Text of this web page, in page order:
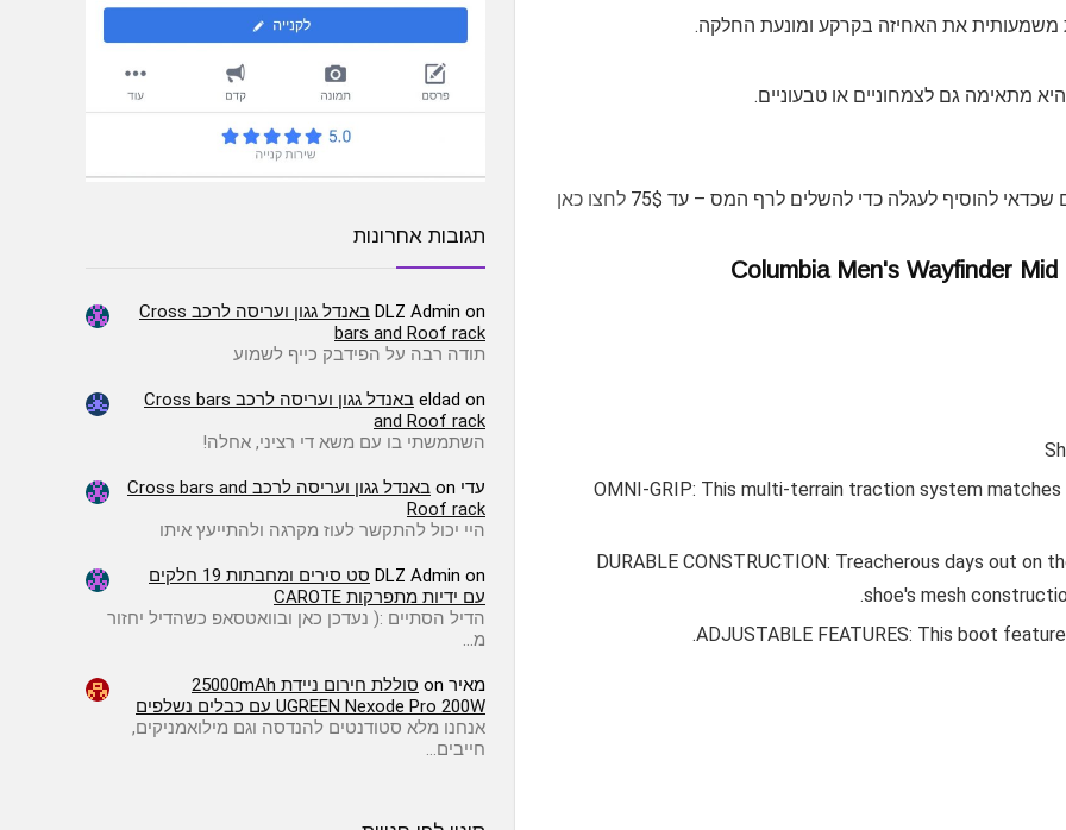
מתאימה גם לצמחוניים או טבעוניים.
להוסיף לעגלה כדי להשלים לרף המס – עד 75$
לחצו כאן
Columbia Men's Wayfinder
OMNI-GRIP: This multi-terrain traction system
DURABLE CONSTRUCTION: Treacherous days out
shoe's mesh
ADJUSTABLE FEATURES: This boot
תגובות אחרונות
DLZ Admin on
באנדל גגון ועריסה לרכב Cross
bars and Roof rack
תודה רבה על הפידבק כייף לשמוע
eldad on
באנדל גגון ועריסה לרכב Cross bars
and Roof rack
השתמשתי בו עם משא די רציני, אחלה!
עדי on
באנדל גגון ועריסה לרכב Cross bars and
Roof rack
היי יכול להתקשר לעוז מקרגה ולהתייעץ איתו
DLZ Admin on
סט סירים ומחבתות 19 חלקים
עם ידיות מתפרקות CAROTE
הדיל הסתיים :( ️נעדכן כאן ובוואטסאפ כשהדיל יחזור
מ…
מאיר on
סוללת חירום ניידת 25000mAh
UGREEN Nexode Pro 200W עם כבלים נשלפים
אנחנו מלא סטודנטים להנדסה וגם מילואמניקים,
חייבים…